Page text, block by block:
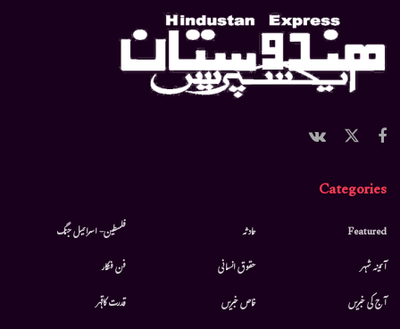
Categories
Featured
آئینہ شہر
آج کی خبریں
حادثہ
حقوق انسانی
خاص خبریں
فلسطین- اسرائیل جنگ
فن فنکار
قدرت کاقہر